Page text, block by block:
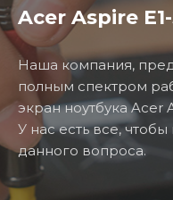
Acer Aspire
Наша компания,
полным спектром
экран ноутбука Acer
У нас есть все,
данного вопроса.